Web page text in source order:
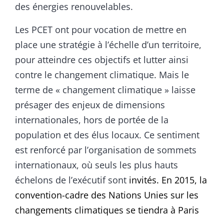
des énergies renouvelables.
Les PCET ont pour vocation de mettre en
place une stratégie à l’échelle d’un territoire,
pour atteindre ces objectifs et lutter ainsi
contre le changement climatique. Mais le
terme de « changement climatique » laisse
présager des enjeux de dimensions
internationales, hors de portée de la
population et des élus locaux. Ce sentiment
est renforcé par l’organisation de sommets
internationaux, où seuls les plus hauts
échelons de l’exécutif sont invités. En 2015, la
convention-cadre des Nations Unies sur les
changements climatiques se tiendra à Paris